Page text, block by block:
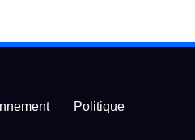
Politique